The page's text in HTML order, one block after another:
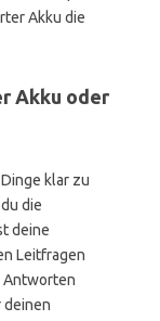
Akku die
Akku oder
klar zu
die
deine
Leitfragen
Antworten
deinen